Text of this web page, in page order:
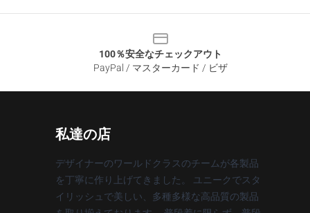
100％安全なチェックアウト
PayPal / マスターカード / ビザ
私達の店
デザイナーのワールドクラスのチームが各製品
を丁寧に作り上げてきました。 ユニークでスタ
イリッシュで美しい、多種多様な高品質の製品